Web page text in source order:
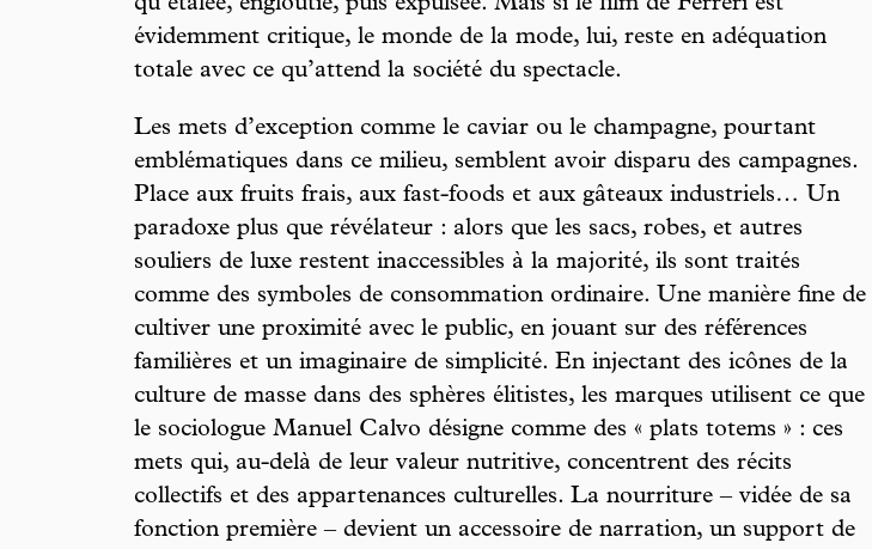
évidemment critique, le monde de la mode, lui, reste en adéquation
totale avec ce qu’attend la société du spectacle.
Les mets d’exception comme le caviar ou le champagne, pourtant
emblématiques dans ce milieu, semblent avoir disparu des campagnes.
Place aux fruits frais, aux fast-foods et aux gâteaux industriels… Un
paradoxe plus que révélateur : alors que les sacs, robes, et autres
souliers de luxe restent inaccessibles à la majorité, ils sont traités
comme des symboles de consommation ordinaire. Une manière fine de
cultiver une proximité avec le public, en jouant sur des références
familières et un imaginaire de simplicité. En injectant des icônes de la
culture de masse dans des sphères élitistes, les marques utilisent ce que
le sociologue Manuel Calvo désigne comme des « plats totems » : ces
mets qui, au-delà de leur valeur nutritive, concentrent des récits
collectifs et des appartenances culturelles. La nourriture – vidée de sa
fonction première – devient un accessoire de narration, un support de